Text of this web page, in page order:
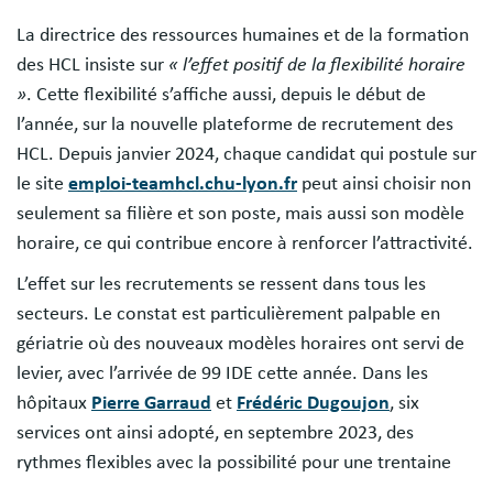
La directrice des ressources humaines et de la formation
des HCL insiste sur « l’effet positif de la flexibilité horaire
». Cette flexibilité s’affiche aussi, depuis le début de
l’année, sur la nouvelle plateforme de recrutement des
HCL. Depuis janvier 2024, chaque candidat qui postule sur
le site emploi-teamhcl.chu-lyon.frpeut ainsi choisir non
seulement sa filière et son poste, mais aussi son modèle
horaire, ce qui contribue encore à renforcer l’attractivité.
L’effet sur les recrutements se ressent dans tous les
secteurs. Le constat est particulièrement palpable en
gériatrie où des nouveaux modèles horaires ont servi de
levier, avec l’arrivée de 99 IDE cette année. Dans les
hôpitaux Pierre Garraud et Frédéric Dugoujon, six
services ont ainsi adopté, en septembre 2023, des
rythmes flexibles avec la possibilité pour une trentaine